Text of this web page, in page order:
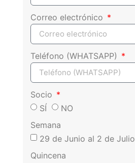
Correo electrónico
Teléfono (WHATSAPP)
Socio
SÍ
NO
Semana
29 de Junio al 2 de Julio
Quincena